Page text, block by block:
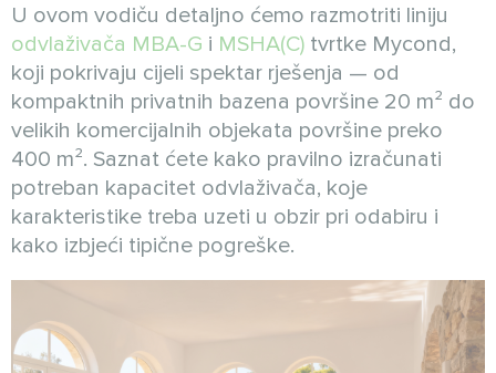
U ovom vodiču detaljno ćemo razmotriti liniju
odvlaživača MBA-G i MSHA(C) tvrtke Mycond,
koji pokrivaju cijeli spektar rješenja — od
kompaktnih privatnih bazena površine 20 m² do
velikih komercijalnih objekata površine preko
400 m². Saznat ćete kako pravilno izračunati
potreban kapacitet odvlaživača, koje
karakteristike treba uzeti u obzir pri odabiru i
kako izbjeći tipične pogreške.